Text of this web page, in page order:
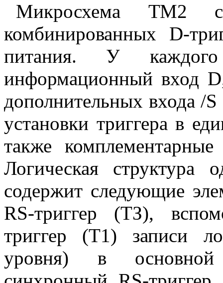
Микросхема ТМ2
комбинированных D-
питания. У
информационный вход
дополнительных входа /
установки триггера в
также
Логическая структура
содержит следующие
RS-триггер (ТЗ),
триггер (Т1) записи
уровня) в основной